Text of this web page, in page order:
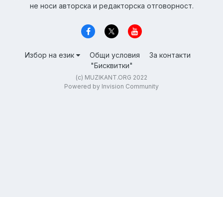
не носи авторска и редакторска отговорност.
Избор на език Общи условия
За контакти
"Бисквитки"
(c) MUZIKANT.ORG 2022
Powered by Invision Community